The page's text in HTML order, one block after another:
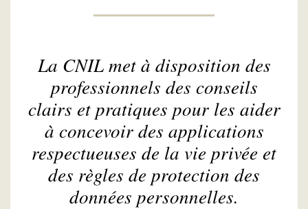
La CNIL met à disposition des
professionnels des conseils
clairs et pratiques pour les aider
à concevoir des applications
respectueuses de la vie privée et
des règles de protection des
données personnelles.